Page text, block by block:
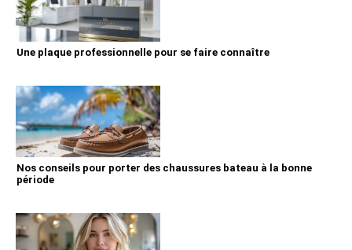
Une plaque professionnelle pour se faire connaître
Nos conseils pour porter des chaussures bateau à la bonne
période